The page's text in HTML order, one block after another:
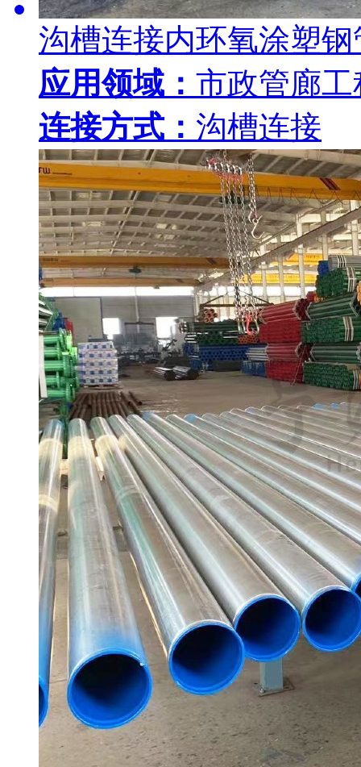
沟槽连接内环氧涂塑钢
应用领域： 市政管廊工
连接方式： 沟槽连接